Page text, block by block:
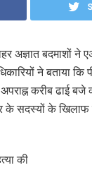
बदमाशों ने
ने बताया
करीब ढाई
के सदस्यों के
की